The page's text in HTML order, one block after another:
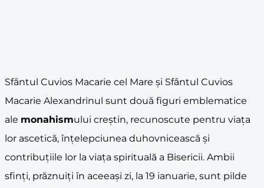
Sfântul Cuvios Macarie cel Mare și Sfântul Cuvios
Macarie Alexandrinul sunt două figuri emblematice
ale monahismului creștin, recunoscute pentru viața
lor ascetică, înțelepciunea duhovnicească și
contribuțiile lor la viața spirituală a Bisericii. Ambii
sfinți, prăznuiți în aceeași zi, la 19 ianuarie, sunt pilde